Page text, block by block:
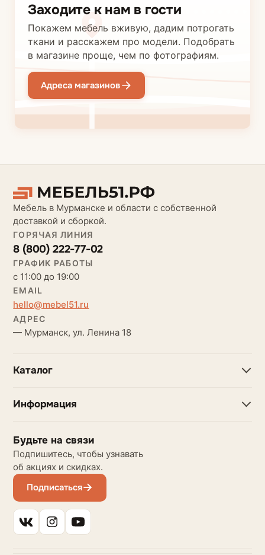
Заходите к нам в гости
Покажем мебель вживую, дадим потрогать
ткани и расскажем про модели. Подобрать
в магазине проще, чем по фотографиям.
Адреса магазинов
Мебель в Мурманске и области с собственной
доставкой и сборкой.
ГОРЯЧАЯ ЛИНИЯ
8 (800) 222-77-02
ГРАФИК РАБОТЫ
с 11:00 до 19:00
EMAIL
hello@mebel51.ru
АДРЕС
— Мурманск, ул. Ленина 18
Каталог
Информация
Будьте на связи
Подпишитесь, чтобы узнавать
об акциях и скидках.
Подписаться